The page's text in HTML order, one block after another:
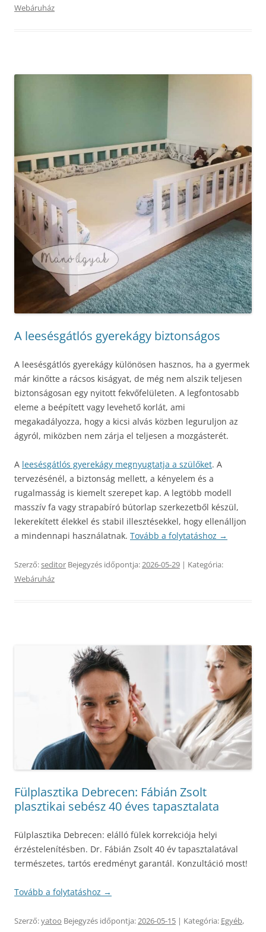
Webáruház
A leesésgátlós gyerekágy biztonságos
A leesésgátlós gyerekágy különösen hasznos, ha a gyermek
már kinőtte a rácsos kiságyat, de még nem alszik teljesen
biztonságosan egy nyitott fekvőfelületen. A legfontosabb
eleme a beépített vagy levehető korlát, ami
megakadályozza, hogy a kicsi alvás közben leguruljon az
ágyról, miközben nem zárja el teljesen a mozgásterét.
A leesésgátlós gyerekágy megnyugtatja a szülőket. A
tervezésénél, a biztonság mellett, a kényelem és a
rugalmasság is kiemelt szerepet kap. A legtöbb modell
masszív fa vagy strapabíró bútorlap szerkezetből készül,
lekerekített élekkel és stabil illesztésekkel, hogy ellenálljon
a mindennapi használatnak. Tovább a folytatáshoz →
Szerző:seditor Bejegyzés időpontja:2026-05-29 | Kategória:
Webáruház
Fülplasztika Debrecen: Fábián Zsolt
plasztikai sebész 40 éves tapasztalata
Fülplasztika Debrecen: elálló fülek korrekciója helyi
érzéstelenítésben. Dr. Fábián Zsolt 40 év tapasztalatával
természetes, tartós eredményt garantál. Konzultáció most!
Tovább a folytatáshoz →
Szerző:yatoo Bejegyzés időpontja:2026-05-15 | Kategória: Egyéb,